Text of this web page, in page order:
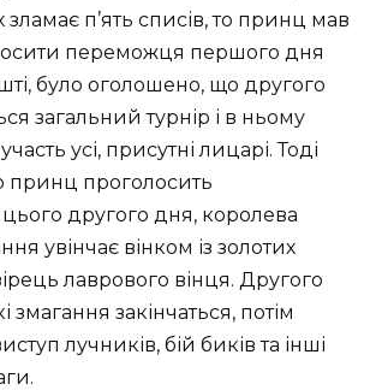
п’ять списів, то принц мав
переможця першого дня
було оголошено, що другого
загальний турнір і в ньому
усі, присутні лицарі. Тоді
принц проголосить
другого дня, королева
увінчає вінком із золотих
лаврового вінця. Другого
змагання закінчаться, потім
лучників, бій биків та інші